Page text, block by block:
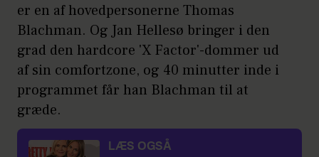
er en af hovedpersonerne Thomas
Blachman. Og Jan Hellesø bringer i den
grad den hardcore 'X Factor'-dommer ud
af sin comfortzone, og 40 minutter inde i
programmet får han Blachman til at
græde.
LÆS OGSÅ